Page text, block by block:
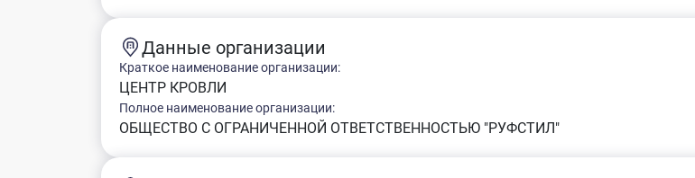
Данные организации
Краткое наименование организации:
ЦЕНТР КРОВЛИ
Полное наименование организации:
ОБЩЕСТВО С ОГРАНИЧЕННОЙ ОТВЕТСТВЕННОСТЬЮ "РУФСТИЛ"